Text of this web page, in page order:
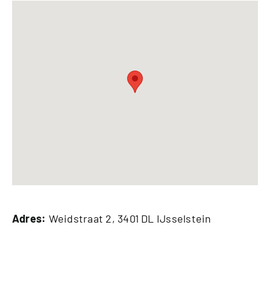
Adres: Weidstraat 2, 3401 DL IJsselstein